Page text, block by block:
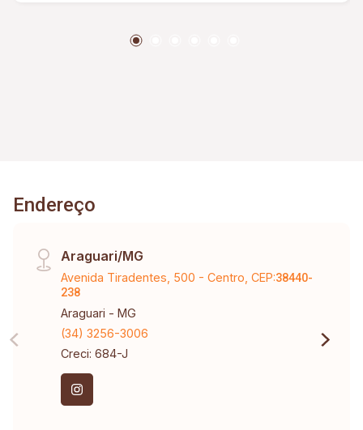
Endereço
Araguari/MG
Avenida Tiradentes, 500 - Centro, CEP:38440-
238
Araguari - MG
(34) 3256-3006
Creci: 684-J